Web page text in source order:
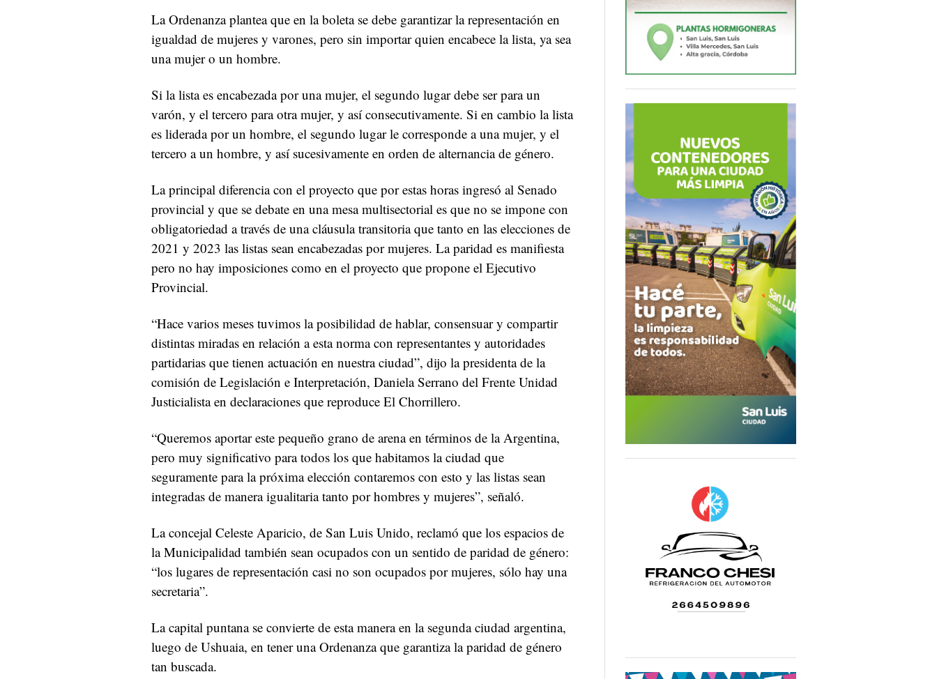
La Ordenanza plantea que en la boleta se debe garantizar la representación en
igualdad de mujeres y varones, pero sin importar quien encabece la lista, ya sea
una mujer o un hombre.
Si la lista es encabezada por una mujer, el segundo lugar debe ser para un
varón, y el tercero para otra mujer, y así consecutivamente. Si en cambio la lista
es liderada por un hombre, el segundo lugar le corresponde a una mujer, y el
tercero a un hombre, y así sucesivamente en orden de alternancia de género.
La principal diferencia con el proyecto que por estas horas ingresó al Senado
provincial y que se debate en una mesa multisectorial es que no se impone con
obligatoriedad a través de una cláusula transitoria que tanto en las elecciones de
2021 y 2023 las listas sean encabezadas por mujeres. La paridad es manifiesta
pero no hay imposiciones como en el proyecto que propone el Ejecutivo
Provincial.
“Hace varios meses tuvimos la posibilidad de hablar, consensuar y compartir
distintas miradas en relación a esta norma con representantes y autoridades
partidarias que tienen actuación en nuestra ciudad”, dijo la presidenta de la
comisión de Legislación e Interpretación, Daniela Serrano del Frente Unidad
Justicialista en declaraciones que reproduce El Chorrillero.
“Queremos aportar este pequeño grano de arena en términos de la Argentina,
pero muy significativo para todos los que habitamos la ciudad que
seguramente para la próxima elección contaremos con esto y las listas sean
integradas de manera igualitaria tanto por hombres y mujeres”, señaló.
La concejal Celeste Aparicio, de San Luis Unido, reclamó que los espacios de
la Municipalidad también sean ocupados con un sentido de paridad de género:
“los lugares de representación casi no son ocupados por mujeres, sólo hay una
secretaria”.
La capital puntana se convierte de esta manera en la segunda ciudad argentina,
luego de Ushuaia, en tener una Ordenanza que garantiza la paridad de género
tan buscada.